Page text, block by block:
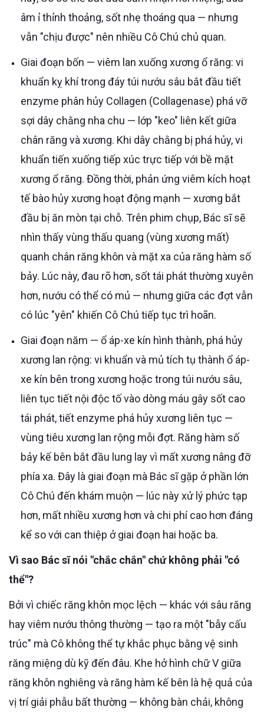
âm ỉ thỉnh thoảng, sốt nhẹ thoáng qua — nhưng
vẫn "chịu được" nên nhiều Cô Chú chủ quan.
Giai đoạn bốn — viêm lan xuống xương ổ răng: vi
khuẩn kỵ khí trong đáy túi nướu sâu bắt đầu tiết
enzyme phân hủy Collagen (Collagenase) phá vỡ
sợi dây chằng nha chu — lớp "keo" liên kết giữa
chân răng và xương. Khi dây chằng bị phá hủy, vi
khuẩn tiến xuống tiếp xúc trực tiếp với bề mặt
xương ổ răng. Đồng thời, phản ứng viêm kích hoạt
tế bào hủy xương hoạt động mạnh — xương bắt
đầu bị ăn mòn tại chỗ. Trên phim chụp, Bác sĩ sẽ
nhìn thấy vùng thấu quang (vùng xương mất)
quanh chân răng khôn và mặt xa của răng hàm số
bảy. Lúc này, đau rõ hơn, sốt tái phát thường xuyên
hơn, nướu có thể có mủ — nhưng giữa các đợt vẫn
có lúc "yên" khiến Cô Chú tiếp tục trì hoãn.
Giai đoạn năm — ổ áp-xe kín hình thành, phá hủy
xương lan rộng: vi khuẩn và mủ tích tụ thành ổ áp-
xe kín bên trong xương hoặc trong túi nướu sâu,
liên tục tiết nội độc tố vào dòng máu gây sốt cao
tái phát, tiết enzyme phá hủy xương liên tục —
vùng tiêu xương lan rộng mỗi đợt. Răng hàm số
bảy kế bên bắt đầu lung lay vì mất xương nâng đỡ
phía xa. Đây là giai đoạn mà Bác sĩ gặp ở phần lớn
Cô Chú đến khám muộn — lúc này xử lý phức tạp
hơn, mất nhiều xương hơn và chi phí cao hơn đáng
kể so với can thiệp ở giai đoạn hai hoặc ba.
Vì sao Bác sĩ nói "chắc chắn" chứ không phải "có
thể"?
Bởi vì chiếc răng khôn mọc lệch — khác với sâu răng
hay viêm nướu thông thường — tạo ra một "bẫy cấu
trúc" mà Cô không thể tự khắc phục bằng vệ sinh
răng miệng dù kỹ đến đâu. Khe hở hình chữ V giữa
răng khôn nghiêng và răng hàm kế bên là hệ quả của
vị trí giải phẫu bất thường — không bàn chải, không